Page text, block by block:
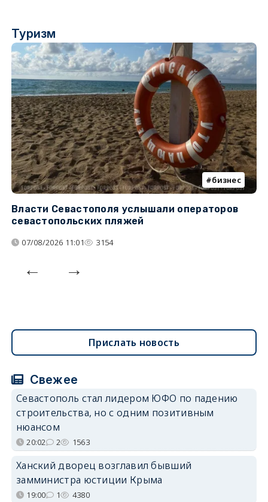
Туризм
бизнес
Власти Севастополя услышали операторов
севастопольских пляжей
07/08/2026 11:01 3154
Прислать новость
Свежее
Севастополь стал лидером ЮФО по падению
строительства, но с одним позитивным
нюансом
20:02 2 1563
Ханский дворец возглавил бывший
замминистра юстиции Крыма
19:00 1 4380